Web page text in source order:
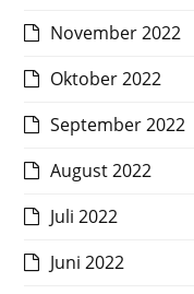
November 2022
Oktober 2022
September 2022
August 2022
Juli 2022
Juni 2022